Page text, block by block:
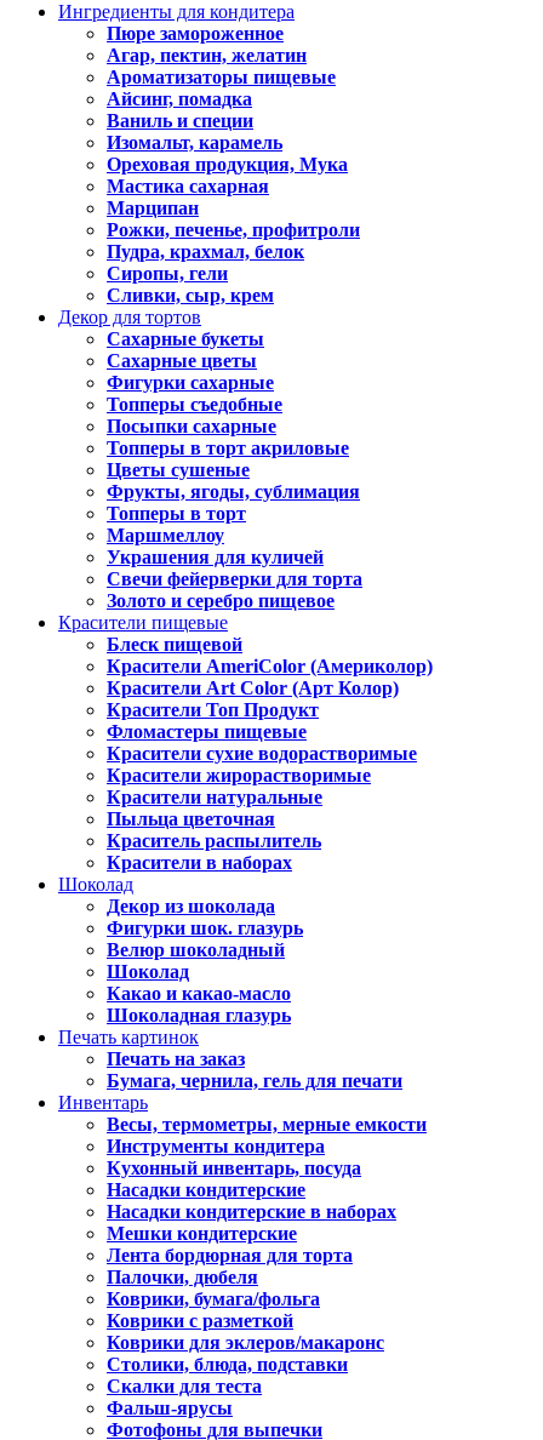
Ингредиенты для кондитера
Пюре замороженное
Агар, пектин, желатин
Ароматизаторы пищевые
Айсинг, помадка
Ваниль и специи
Изомальт, карамель
Ореховая продукция, Мука
Мастика сахарная
Марципан
Рожки, печенье, профитроли
Пудра, крахмал, белок
Сиропы, гели
Сливки, сыр, крем
Декор для тортов
Сахарные букеты
Сахарные цветы
Фигурки сахарные
Топперы съедобные
Посыпки сахарные
Топперы в торт акриловые
Цветы сушеные
Фрукты, ягоды, сублимация
Топперы в торт
Маршмеллоу
Украшения для куличей
Свечи фейерверки для торта
Золото и серебро пищевое
Красители пищевые
Блеск пищевой
Красители AmeriColor (Америколор)
Красители Art Color (Арт Колор)
Красители Топ Продукт
Фломастеры пищевые
Красители сухие водорастворимые
Красители жирорастворимые
Красители натуральные
Пыльца цветочная
Краситель распылитель
Красители в наборах
Шоколад
Декор из шоколада
Фигурки шок. глазурь
Велюр шоколадный
Шоколад
Какао и какао-масло
Шоколадная глазурь
Печать картинок
Печать на заказ
Бумага, чернила, гель для печати
Инвентарь
Весы, термометры, мерные емкости
Инструменты кондитера
Кухонный инвентарь, посуда
Насадки кондитерские
Насадки кондитерские в наборах
Мешки кондитерские
Лента бордюрная для торта
Палочки, дюбеля
Коврики, бумага/фольга
Коврики с разметкой
Коврики для эклеров/макаронс
Столики, блюда, подставки
Скалки для теста
Фальш-ярусы
Фотофоны для выпечки